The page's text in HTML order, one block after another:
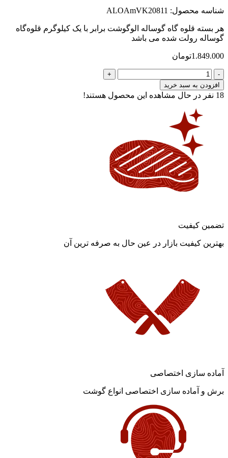
شناسه محصول: ALOAmVK20811
هر بسته قلوه گاه گوساله الوگوشت برابر با یک کیلوگرم قلوه‌گاه
گوساله رولت شده می باشد
1.849.000تومان
قلوه
گاه
گوساله
عدد
افزودن به سبد خرید
18 نفر در حال مشاهده این محصول هستند!
تضمین کیفیت
بهترین کیفیت بازار در عین حال به صرفه ترین آن
آماده سازی اختصاصی
برش و آماده سازی اختصاصی انواع گوشت